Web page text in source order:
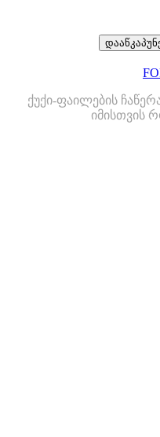
ქუქი-ფაილების
იმისთვის